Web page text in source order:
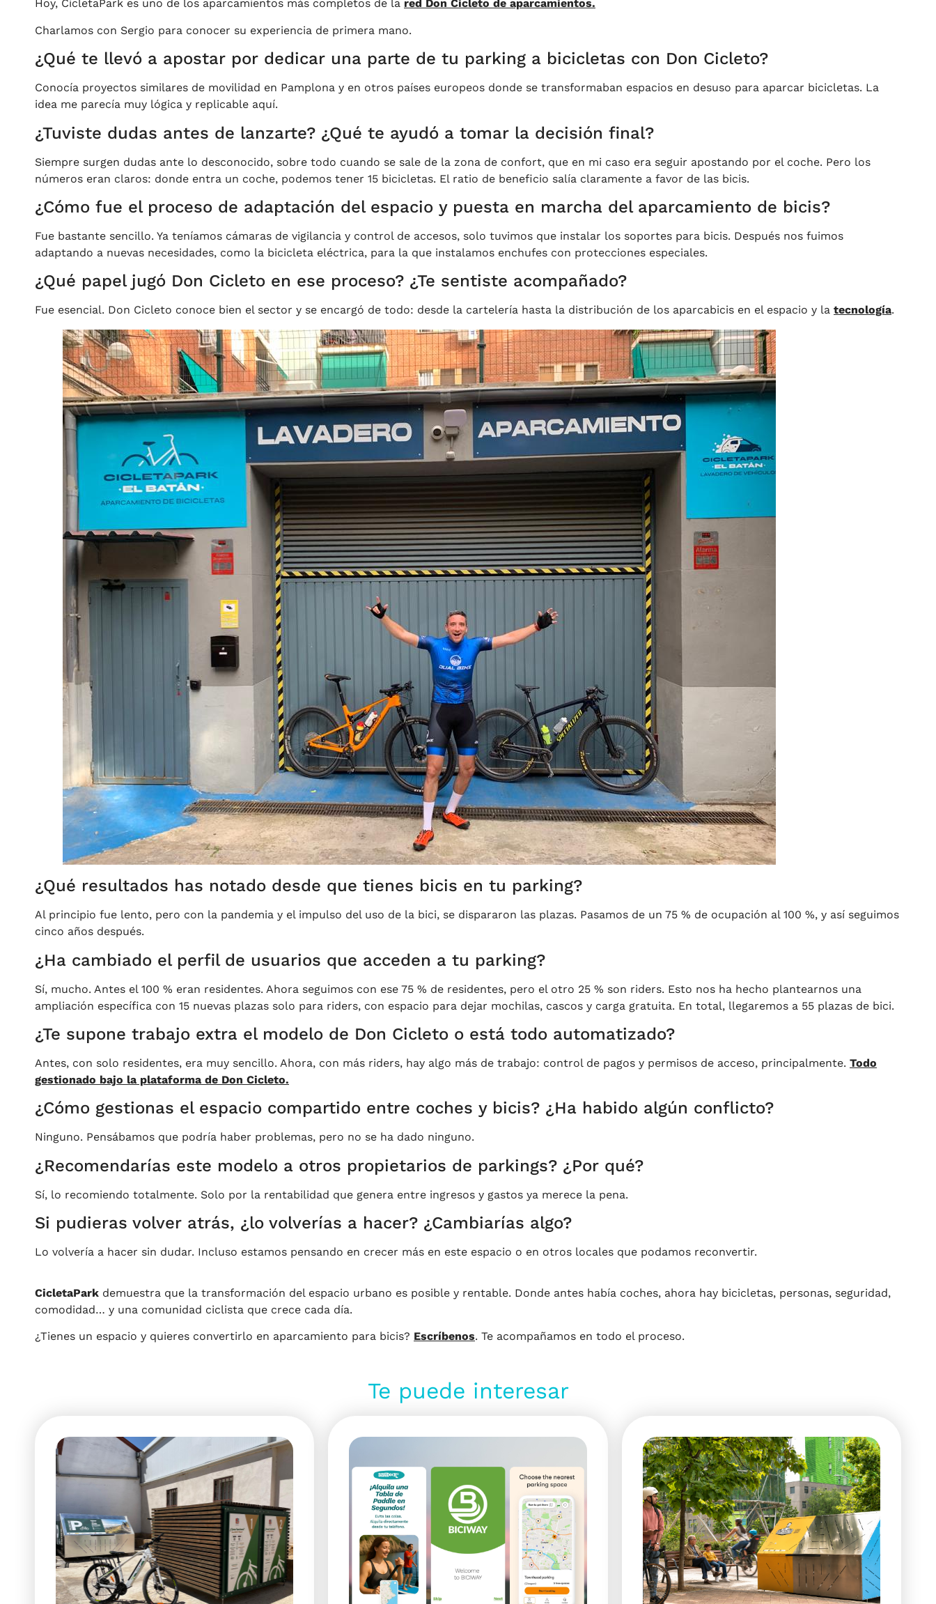
Hoy, CicletaPark es uno de los aparcamientos más completos de la red Don Cicleto de aparcamientos.
Charlamos con Sergio para conocer su experiencia de primera mano.
¿Qué te llevó a apostar por dedicar una parte de tu parking a bicicletas con Don Cicleto?
Conocía proyectos similares de movilidad en Pamplona y en otros países europeos donde se transformaban espacios en desuso para aparcar bicicletas. La
idea me parecía muy lógica y replicable aquí.
¿Tuviste dudas antes de lanzarte? ¿Qué te ayudó a tomar la decisión final?
Siempre surgen dudas ante lo desconocido, sobre todo cuando se sale de la zona de confort, que en mi caso era seguir apostando por el coche. Pero los
números eran claros: donde entra un coche, podemos tener 15 bicicletas. El ratio de beneficio salía claramente a favor de las bicis.
¿Cómo fue el proceso de adaptación del espacio y puesta en marcha del aparcamiento de bicis?
Fue bastante sencillo. Ya teníamos cámaras de vigilancia y control de accesos, solo tuvimos que instalar los soportes para bicis. Después nos fuimos
adaptando a nuevas necesidades, como la bicicleta eléctrica, para la que instalamos enchufes con protecciones especiales.
¿Qué papel jugó Don Cicleto en ese proceso? ¿Te sentiste acompañado?
Fue esencial. Don Cicleto conoce bien el sector y se encargó de todo: desde la cartelería hasta la distribución de los aparcabicis en el espacio y la tecnología.
¿Qué resultados has notado desde que tienes bicis en tu parking?
Al principio fue lento, pero con la pandemia y el impulso del uso de la bici, se dispararon las plazas. Pasamos de un 75 % de ocupación al 100 %, y así seguimos
cinco años después.
¿Ha cambiado el perfil de usuarios que acceden a tu parking?
Sí, mucho. Antes el 100 % eran residentes. Ahora seguimos con ese 75 % de residentes, pero el otro 25 % son riders. Esto nos ha hecho plantearnos una
ampliación específica con 15 nuevas plazas solo para riders, con espacio para dejar mochilas, cascos y carga gratuita. En total, llegaremos a 55 plazas de bici.
¿Te supone trabajo extra el modelo de Don Cicleto o está todo automatizado?
Antes, con solo residentes, era muy sencillo. Ahora, con más riders, hay algo más de trabajo: control de pagos y permisos de acceso, principalmente. Todo
gestionado bajo la plataforma de Don Cicleto.
¿Cómo gestionas el espacio compartido entre coches y bicis? ¿Ha habido algún conflicto?
Ninguno. Pensábamos que podría haber problemas, pero no se ha dado ninguno.
¿Recomendarías este modelo a otros propietarios de parkings? ¿Por qué?
Sí, lo recomiendo totalmente. Solo por la rentabilidad que genera entre ingresos y gastos ya merece la pena.
Si pudieras volver atrás, ¿lo volverías a hacer? ¿Cambiarías algo?
Lo volvería a hacer sin dudar. Incluso estamos pensando en crecer más en este espacio o en otros locales que podamos reconvertir.
CicletaPark demuestra que la transformación del espacio urbano es posible y rentable. Donde antes había coches, ahora hay bicicletas, personas, seguridad,
comodidad… y una comunidad ciclista que crece cada día.
¿Tienes un espacio y quieres convertirlo en aparcamiento para bicis? Escríbenos. Te acompañamos en todo el proceso.
Te puede interesar